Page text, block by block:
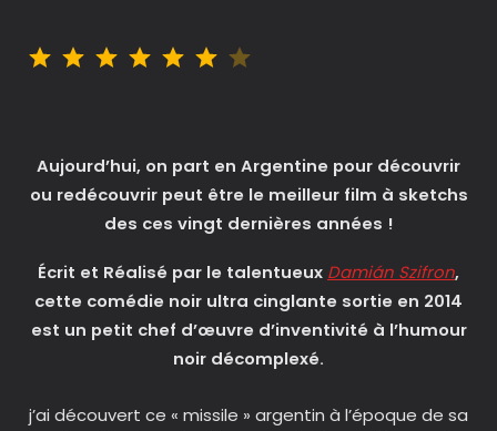
Aujourd’hui, on part en Argentine pour découvrir
ou redécouvrir peut être le meilleur film à sketchs
des ces vingt dernières années !
Écrit et Réalisé par le talentueux Damián Szifron,
cette comédie noir ultra cinglante sortie en 2014
est un petit chef d’œuvre d’inventivité à l’humour
noir décomplexé.
j’ai découvert ce « missile » argentin à l’époque de sa